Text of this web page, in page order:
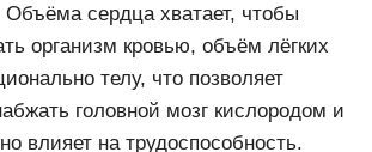
сердца хватает, чтобы
организм кровью, объём лёгких
телу, что позволяет
головной мозг кислородом и
влияет на трудоспособность.